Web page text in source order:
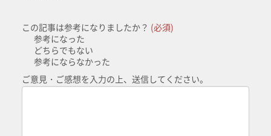
この記事は参考になりましたか？ (必須)
参考になった
どちらでもない
参考にならなかった
ご意見・ご感想を入力の上、送信してください。